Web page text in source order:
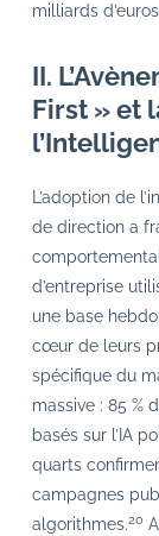
milliards
II.
First » et
L’adoption de
de direction a
d’entreprise
une base
cœur de leurs
spécifique du
massive : 85 %
basés sur l’IA
quarts
campagnes
algorithmes.20